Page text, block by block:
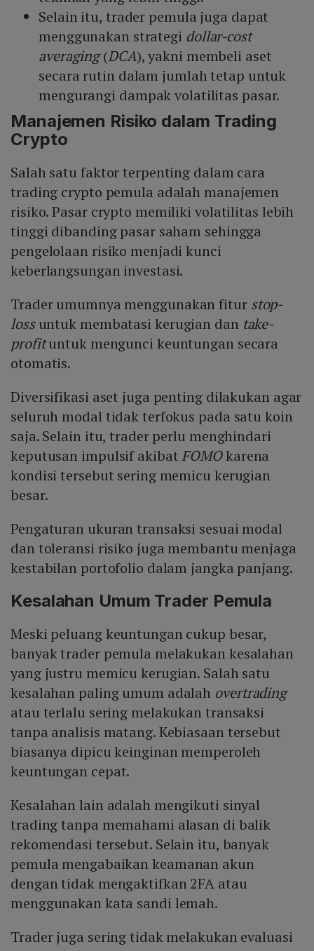
Selain itu, trader pemula juga dapat
menggunakan strategi dollar-cost
averaging(DCA), yakni membeli aset
secara rutin dalam jumlah tetap untuk
mengurangi dampak volatilitas pasar.
Manajemen Risiko dalam Trading
Crypto
Salah satu faktor terpenting dalam cara
trading crypto pemula adalah manajemen
risiko. Pasar crypto memiliki volatilitas lebih
tinggi dibanding pasar saham sehingga
pengelolaan risiko menjadi kunci
keberlangsungan investasi.
Trader umumnya menggunakan fitur stop-
lossuntuk membatasi kerugian dan take-
profituntuk mengunci keuntungan secara
otomatis.
Diversifikasi aset juga penting dilakukan agar
seluruh modal tidak terfokus pada satu koin
saja. Selain itu, trader perlu menghindari
keputusan impulsif akibat FOMOkarena
kondisi tersebut sering memicu kerugian
besar.
Pengaturan ukuran transaksi sesuai modal
dan toleransi risiko juga membantu menjaga
kestabilan portofolio dalam jangka panjang.
Kesalahan Umum Trader Pemula
Meski peluang keuntungan cukup besar,
banyak trader pemula melakukan kesalahan
yang justru memicu kerugian. Salah satu
kesalahan paling umum adalah overtrading
atau terlalu sering melakukan transaksi
tanpa analisis matang. Kebiasaan tersebut
biasanya dipicu keinginan memperoleh
keuntungan cepat.
Kesalahan lain adalah mengikuti sinyal
trading tanpa memahami alasan di balik
rekomendasi tersebut. Selain itu, banyak
pemula mengabaikan keamanan akun
dengan tidak mengaktifkan 2FA atau
menggunakan kata sandi lemah.
Trader juga sering tidak melakukan evaluasi